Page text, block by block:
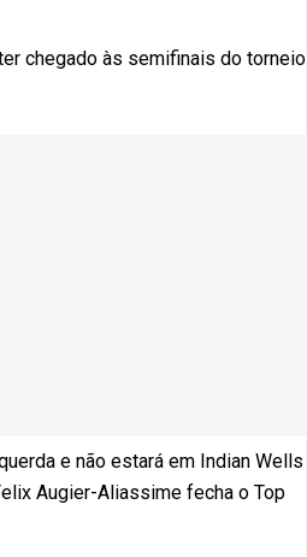
chegado às semifinais do torneio
e não estará em Indian Wells
Augier-Aliassime fecha o Top